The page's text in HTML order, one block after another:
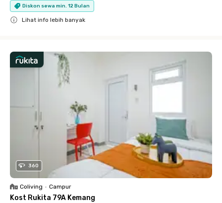
Diskon sewa min. 12 Bulan
Lihat info lebih banyak
360
Coliving • Campur
Kost Rukita 79A Kemang